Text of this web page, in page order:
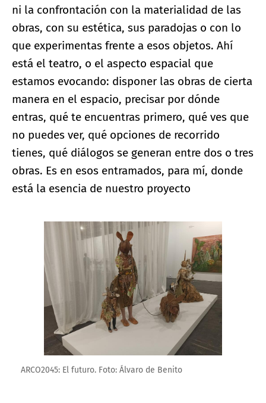
ni la confrontación con la materialidad de las
obras, con su estética, sus paradojas o con lo
que experimentas frente a esos objetos. Ahí
está el teatro, o el aspecto espacial que
estamos evocando: disponer las obras de cierta
manera en el espacio, precisar por dónde
entras, qué te encuentras primero, qué ves que
no puedes ver, qué opciones de recorrido
tienes, qué diálogos se generan entre dos o tres
obras. Es en esos entramados, para mí, donde
está la esencia de nuestro proyecto
Ampliar imagen
ARCO2045: El futuro. Foto: Álvaro de Benito